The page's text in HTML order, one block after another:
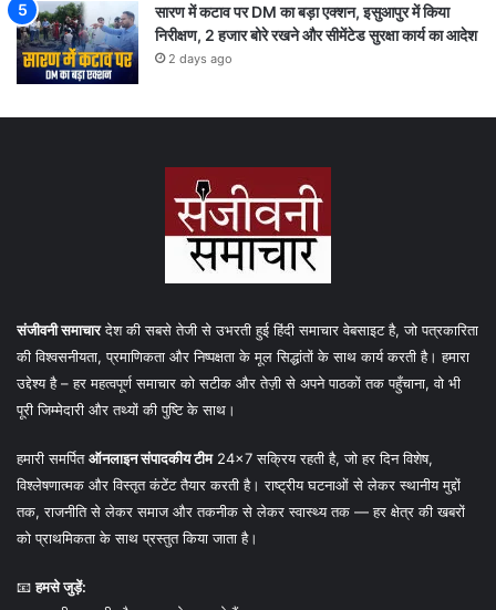
सारण में कटाव पर DM का बड़ा एक्शन, इसुआपुर में किया
निरीक्षण, 2 हजार बोरे रखने और सीमेंटेड सुरक्षा कार्य का आदेश
2 days ago
संजीवनी समाचारदेश की सबसे तेजी से उभरती हुई हिंदी समाचार वेबसाइट है, जो पत्रकारिता
की विश्वसनीयता, प्रमाणिकता और निष्पक्षता के मूल सिद्धांतों के साथ कार्य करती है। हमारा
उद्देश्य है – हर महत्वपूर्ण समाचार को सटीक और तेज़ी से अपने पाठकों तक पहुँचाना, वो भी
पूरी जिम्मेदारी और तथ्यों की पुष्टि के साथ।
हमारी समर्पितऑनलाइन संपादकीय टीम24×7 सक्रिय रहती है, जो हर दिन विशेष,
विश्लेषणात्मक और विस्तृत कंटेंट तैयार करती है। राष्ट्रीय घटनाओं से लेकर स्थानीय मुद्दों
तक, राजनीति से लेकर समाज और तकनीक से लेकर स्वास्थ्य तक — हर क्षेत्र की खबरों
को प्राथमिकता के साथ प्रस्तुत किया जाता है।
📧हमसे जुड़ें: